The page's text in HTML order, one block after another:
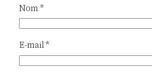
Nom*
E-mail*